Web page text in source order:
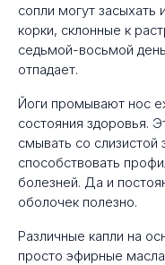
сопли могут засыхать
корки, склонные к
седьмой-восьмой
отпадает.
Йоги промывают нос
состояния здоровья.
смывать со слизистой
способствовать
болезней. Да и
оболочек полезно.
Различные капли на
просто эфирные